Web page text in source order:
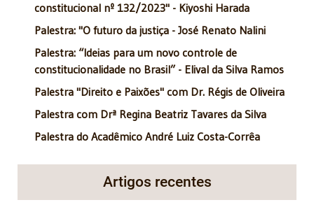
constitucional nº 132/2023" - Kiyoshi Harada
Palestra: "O futuro da justiça - José Renato Nalini
Palestra: “Ideias para um novo controle de
constitucionalidade no Brasil” - Elival da Silva Ramos
Palestra "Direito e Paixões" com Dr. Régis de Oliveira
Palestra com Drª Regina Beatriz Tavares da Silva
Palestra do Acadêmico André Luiz Costa-Corrêa
Artigos recentes